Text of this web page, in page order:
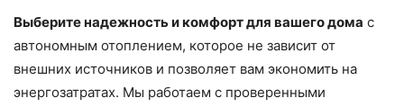
Выберите надежность и комфорт для вашего дома с
автономным отоплением, которое не зависит от
внешних источников и позволяет вам экономить на
энергозатратах. Мы работаем с проверенными